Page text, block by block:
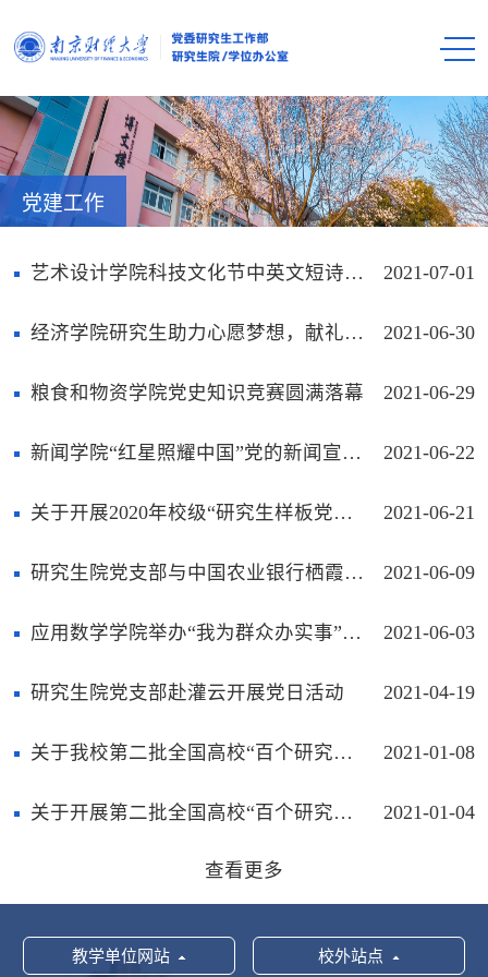
党建工作
2021-07-01
艺术设计学院科技文化节中英文短诗作品征集活动成功举办
2021-06-30
经济学院研究生助力心愿梦想，献礼党的百年华诞
2021-06-29
粮食和物资学院党史知识竞赛圆满落幕
2021-06-22
新闻学院“红星照耀中国”党的新闻宣传事业图文展开幕式成功举办
2021-06-21
关于开展2020年校级“研究生样板党支部”结项验收的通知
2021-06-09
研究生院党支部与中国农业银行栖霞支行个人金融部党支部开展党建共建活动
2021-06-03
应用数学学院举办“我为群众办实事”研究生数学建模经验分享会
2021-04-19
研究生院党支部赴灌云开展党日活动
2021-01-08
关于我校第二批全国高校“百个研究生样板党支部”和“百名研究生党员标兵”创建推荐名单的公示
2021-01-04
关于开展第二批全国高校“百个研究生样板党支部”和“百名研究生党员标兵”创建工作校级遴选的通知
查看更多
教学单位网站 校外站点